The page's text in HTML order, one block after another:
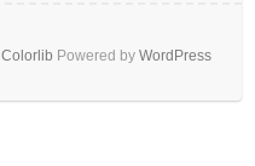
Colorlib Powered by WordPress